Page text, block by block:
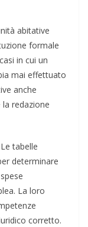
abitative
formale
in cui un
mai effettuato
anche
la redazione
tabelle
determinare
La loro
corretto.